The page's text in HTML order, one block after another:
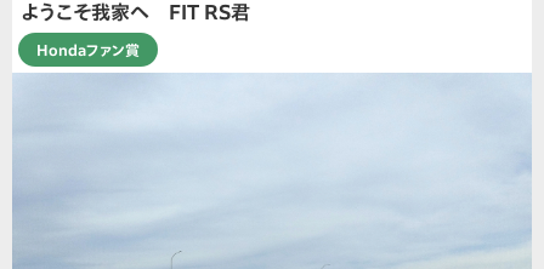
ようこそ我家へ FIT RS君
Hondaファン賞